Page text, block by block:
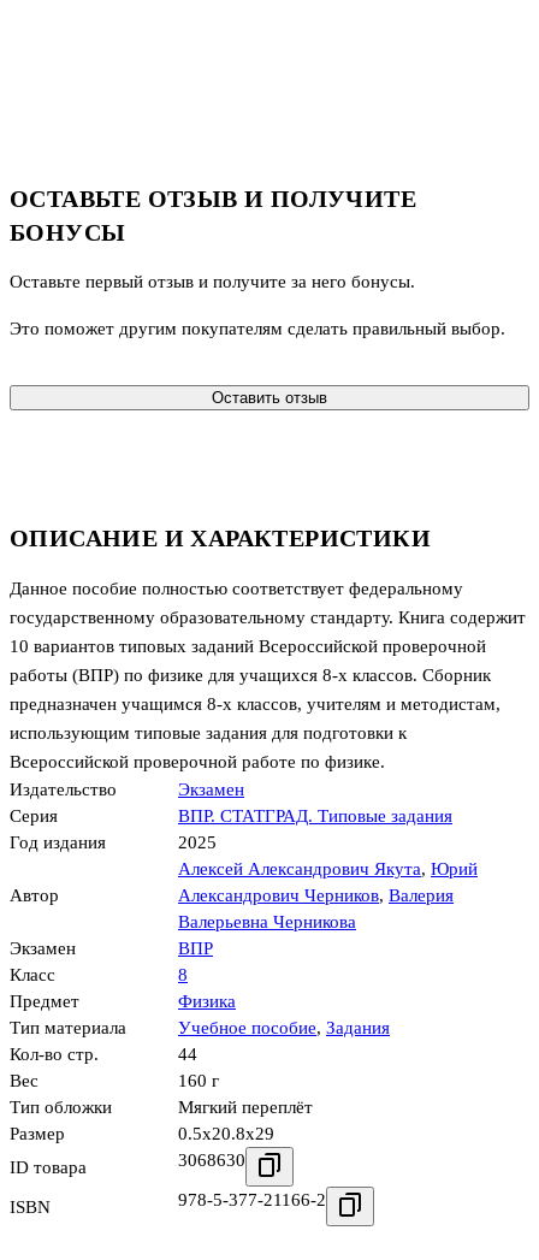
ОПИСАНИЕ И ХАРАКТЕРИСТИКИ
Данное пособие полностью соответствует федеральному
государственному образовательному стандарту. Книга содержит
10 вариантов типовых заданий Всероссийской проверочной
работы (ВПР) по физике для учащихся 8-х классов. Сборник
предназначен учащимся 8-х классов, учителям и методистам,
использующим типовые задания для подготовки к
Всероссийской проверочной работе по физике.
Издательство
Экзамен
Серия
ВПР. СТАТГРАД. Типовые задания
Год издания
2025
Автор
Алексей Александрович Якута, Юрий
Александрович Черников, Валерия
Валерьевна Черникова
Экзамен
ВПР
Класс
8
Предмет
Физика
Тип материала
Учебное пособие, Задания
Кол-во стр.
44
Вес
160 г
Тип обложки
Мягкий переплёт
Размер
0.5x20.8x29
ID товара
3068630
ISBN 978-5-377-21166-2
ОСТАВЬТЕ ОТЗЫВ И ПОЛУЧИТЕ
БОНУСЫ
Оставьте первый отзыв и получите за него бонусы.
Это поможет другим покупателям сделать правильный выбор.
Оставить отзыв